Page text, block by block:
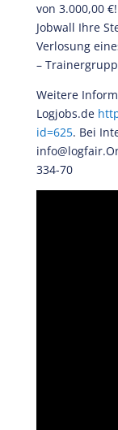
von 3.000,00
Jobwall Ihre
Verlosung
–
Weitere
Logjobs.de
id=625. Bei
334-70